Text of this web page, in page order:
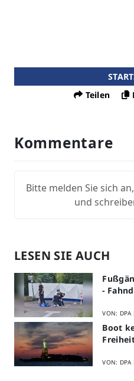
Teilen
Kommentare
Bitte melden Sie sich
und
LESEN SIE AUCH
-
VON: DPA
Boot
VON: DPA